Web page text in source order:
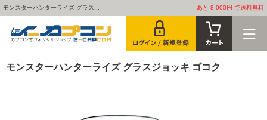
モンスターハンターライズ グラス... あと 8,000円 で送料無料
モンスターハンターライズ グラスジョッキ ゴコク